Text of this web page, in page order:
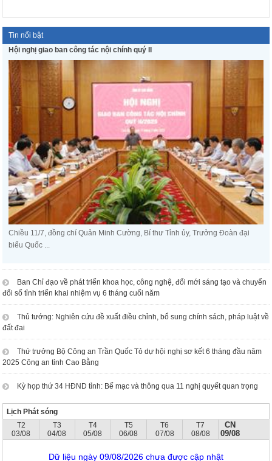
Tin nổi bật
Hội nghị giao ban công tác nội chính quý II
Chiều 11/7, đồng chí Quản Minh Cường, Bí thư Tỉnh ủy, Trưởng Đoàn đại
biểu Quốc ...
Ban Chỉ đạo về phát triển khoa học, công nghệ, đổi mới sáng tạo và chuyển
đổi số tỉnh triển khai nhiệm vụ 6 tháng cuối năm
Thủ tướng: Nghiên cứu đề xuất điều chỉnh, bổ sung chính sách, pháp luật về
đất đai
Thứ trưởng Bộ Công an Trần Quốc Tỏ dự hội nghị sơ kết 6 tháng đầu năm
2025 Công an tỉnh Cao Bằng
Kỳ họp thứ 34 HĐND tỉnh: Bế mạc và thông qua 11 nghị quyết quan trọng
Lịch Phát sóng
T2
03/08
T3
04/08
T4
05/08
T5
06/08
T6
07/08
T7
08/08
CN
09/08
Dữ liệu ngày 09/08/2026 chưa được cập nhật